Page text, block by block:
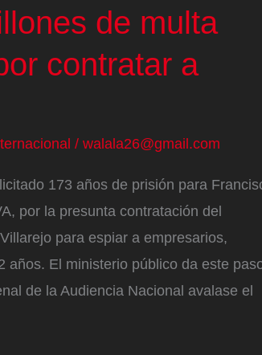
de multa
contratar a
/ walala26@gmail.com
173 años de prisión para
por la presunta contratación del
para espiar a empresarios,
años. El ministerio público da este
de la Audiencia Nacional avalase el